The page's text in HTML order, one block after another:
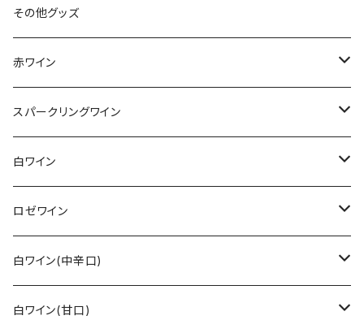
その他グッズ
赤ワイン
その他赤ワイン
カベルネ・ソーヴィニョン
トロリンガー
シュペートブルグンダー(ピノ・ノワール)
バーデン
ラインガウ
レンベルガー
ヴュルテンベルク
トロリンガー
ヴュルテンベルク
ドルンフェルダー
スパークリングワイン
ロゼゼクト
白ゼクト
バーデン
モーゼル
白ワイン
リースリング
モーゼル
ラインガウ
ジルヴァーナー
フランケン
その他白ワイン
ロゼワイン
その他
プファルツ
シュペートブルグンダー(ピノ・ノワール)
白ワイン(中辛口)
リースリング
白ワイン(甘口)